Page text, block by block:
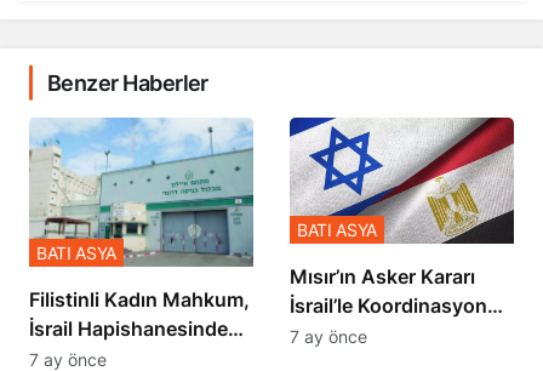
Benzer Haberler
Filistinli Kadın Mahkum,
İsrail Hapishanesindeki
Zulmü Anlattı
BATI ASYA
7 ay önce
Mısır’ın Asker Kararı
İsrail’le Koordinasyon
İçinde Gerçekleşmiş
BATI ASYA
7 ay önce